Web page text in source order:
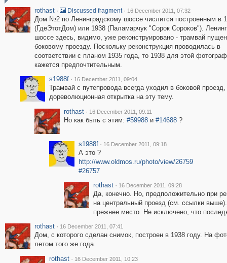
rothast · Discussed fragment · 16 December 2011, 07:32
Дом №2 по Ленинградскому шоссе числится построенным в
(ГдеЭтотДом) или 1938 (Паламарчук "Сорок Сороков").
шоссе здесь, видимо, уже реконструировано - трамвай
боковому проезду. Поскольку реконструкция проводилась в
соответствии с планом 1935 года, то 1938 для этой
кажется предпочтительным.
s1988f · 16 December 2011, 09:04
Трамвай с путепровода всегда уходил в боковой проезд,
дореволюционная открытка на эту тему.
rothast · 16 December 2011, 09:11
Но как быть с этим: #59988и #14688?
s1988f · 16 December 2011, 09:18
А это ?
http://www.oldmos.ru/photo/view/26759
#26757
rothast · 16 December 2011, 09:28
Да, конечно. Но, предположительно при
на центральный проезд (см. ссылки
прежнее место. Не исключено, что
rothast · 16 December 2011, 07:41
Дом, с которого сделан снимок, построен в 1938 году. На
летом того же года.
rothast · 16 December 2011, 10:23